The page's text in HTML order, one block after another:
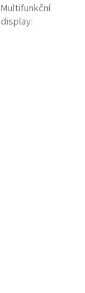
Multifunkční
display: